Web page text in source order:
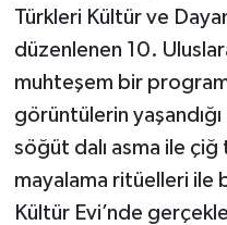
Türkleri Kültür ve
düzenlenen 10.
muhteşem bir
görüntülerin
söğüt dalı asma ile
mayalama ritüelleri ile
Kültür Evi’nde